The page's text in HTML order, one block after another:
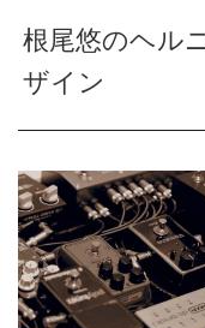
根尾悠のヘル
ザイン